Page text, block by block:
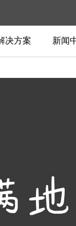
决方案 新闻